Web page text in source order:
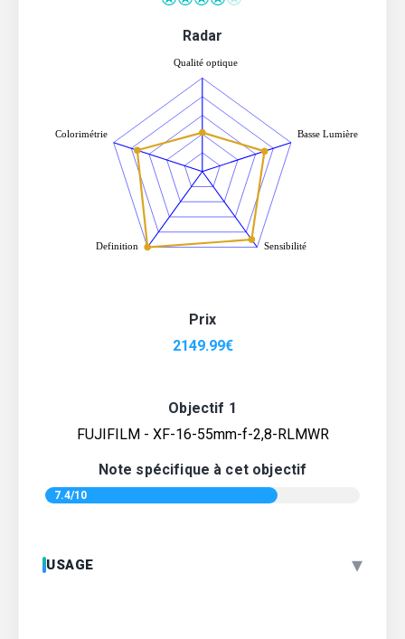
Radar
Prix
2149.99€
Objectif 1
FUJIFILM - XF-16-55mm-f-2,8-RLMWR
Note spécifique à cet objectif
7.4/10
USAGE ▾